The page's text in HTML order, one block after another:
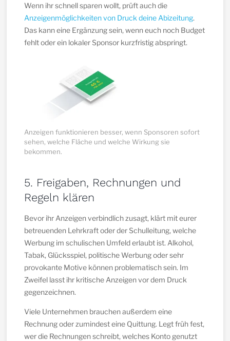
Wenn ihr schnell sparen wollt, prüft auch die
Anzeigenmöglichkeiten von Druck deine Abizeitung.
Das kann eine Ergänzung sein, wenn euch noch Budget
fehlt oder ein lokaler Sponsor kurzfristig abspringt.
Anzeigen funktionieren besser, wenn Sponsoren sofort
sehen, welche Fläche und welche Wirkung sie
bekommen.
5. Freigaben, Rechnungen und
Regeln klären
Bevor ihr Anzeigen verbindlich zusagt, klärt mit eurer
betreuenden Lehrkraft oder der Schulleitung, welche
Werbung im schulischen Umfeld erlaubt ist. Alkohol,
Tabak, Glücksspiel, politische Werbung oder sehr
provokante Motive können problematisch sein. Im
Zweifel lasst ihr kritische Anzeigen vor dem Druck
gegenzeichnen.
Viele Unternehmen brauchen außerdem eine
Rechnung oder zumindest eine Quittung. Legt früh fest,
wer die Rechnungen schreibt, welches Konto genutzt